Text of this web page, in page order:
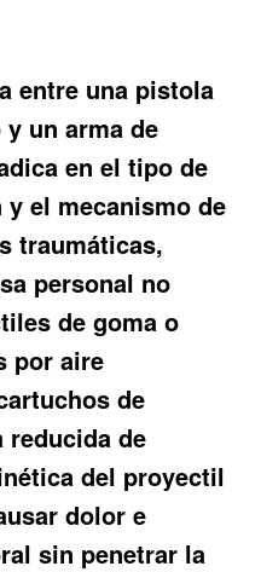
entre una pistola
un arma de
en el tipo de
el mecanismo de
traumáticas,
personal no
de goma o
por aire
de
reducida de
del proyectil
dolor e
sin penetrar la